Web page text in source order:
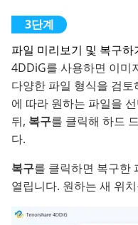
파일 미리보기 및 복구하
4DDiG를 사용하면 이미
다양한 파일 형식을 검
에 따라 원하는 파일을
뒤, 복구를 클릭해 하드
다.
복구를 클릭하면 복구한
열립니다. 원하는 새 위